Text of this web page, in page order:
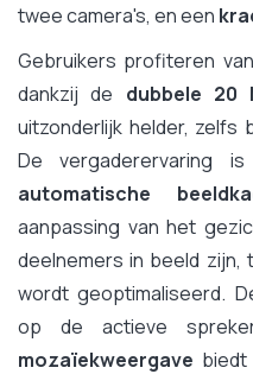
twee camera's, en een
Gebruikers profiteren
dankzij de dubbele 20
uitzonderlijk helder, zelfs
De vergaderervaring
automatische
aanpassing van het
deelnemers in beeld zijn,
wordt geoptimaliseerd.
op de actieve
mozaïekweergave biedt